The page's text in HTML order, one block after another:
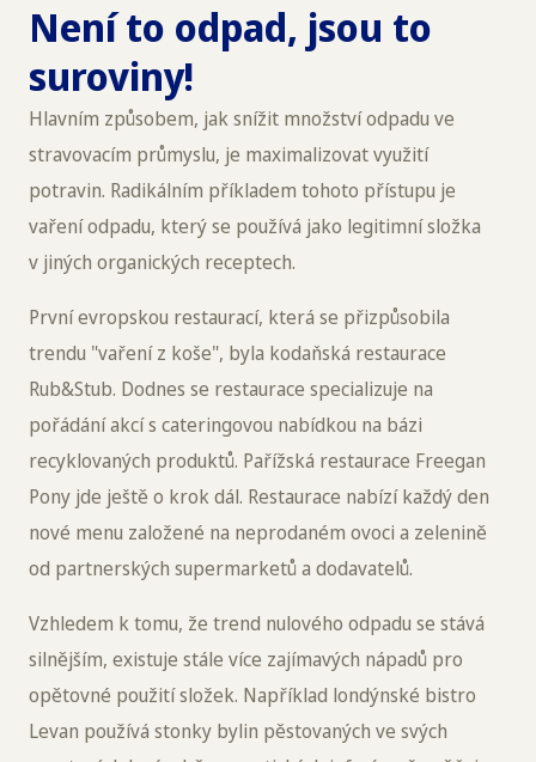
Není to odpad, jsou to
suroviny!
Hlavním způsobem, jak snížit množství odpadu ve
stravovacím průmyslu, je maximalizovat využití
potravin. Radikálním příkladem tohoto přístupu je
vaření odpadu, který se používá jako legitimní složka
v jiných organických receptech.
První evropskou restaurací, která se přizpůsobila
trendu "vaření z koše", byla kodaňská restaurace
Rub&Stub. Dodnes se restaurace specializuje na
pořádání akcí s cateringovou nabídkou na bázi
recyklovaných produktů. Pařížská restaurace Freegan
Pony jde ještě o krok dál. Restaurace nabízí každý den
nové menu založené na neprodaném ovoci a zelenině
od partnerských supermarketů a dodavatelů.
Vzhledem k tomu, že trend nulového odpadu se stává
silnějším, existuje stále více zajímavých nápadů pro
opětovné použití složek. Například londýnské bistro
Levan používá stonky bylin pěstovaných ve svých